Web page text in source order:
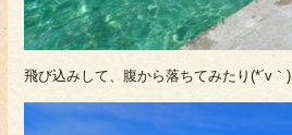
飛び込みして、腹から落ちてみたり(*´v｀)